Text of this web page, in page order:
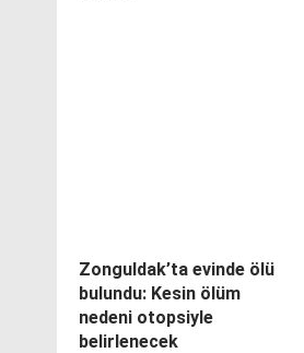
Zonguldak’ta evinde ölü
bulundu: Kesin ölüm
nedeni otopsiyle
belirlenecek